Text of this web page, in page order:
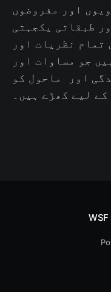
اور مفروضوں
طبقاتی یکجہتی
تمام نظریات اور
جو مساوات اور
اور ماحول کو
لیے کھڑے ہیں۔